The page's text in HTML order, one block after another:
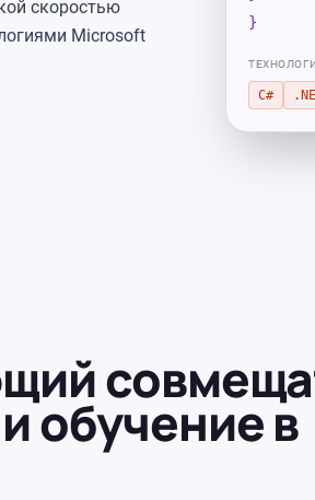
скоростью
Microsoft
}
C#
обучение в